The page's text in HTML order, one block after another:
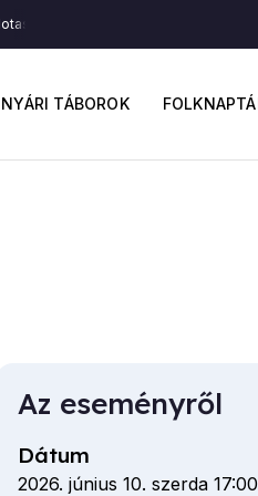
NYÁRI TÁBOROK
Az eseményről
Dátum
2026. június 10. szerda 17:00